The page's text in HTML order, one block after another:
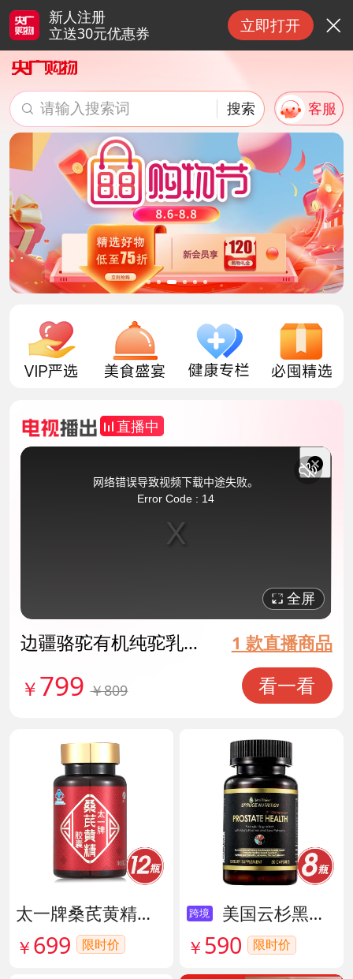
新人注册
立送30元优惠券
立即打开 
 请输入搜索词 搜索 搜索 客服
直播中
This
is
网络错误导致视频下载中途失败。
Error Code : 14
关
全屏
边疆骆驼有机纯驼乳粉
1 款直播商品
￥799 ￥809 看一看
太一牌桑芪黄精胶囊 货号133159
￥ 699 限时价
跨境
美国云杉黑金前列腺素胶囊 货号136211
￥ 590 限时价